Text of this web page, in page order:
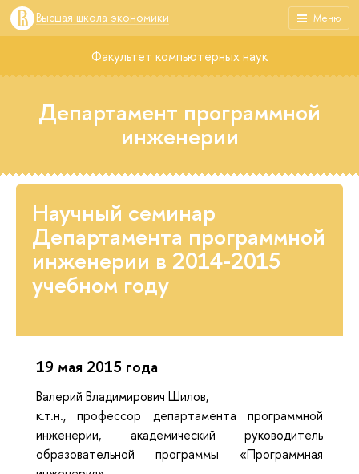
Меню
Высшая школа экономики
Факультет компьютерных наук
Департамент программной
инженерии
Научный семинар
Департамента программной
инженерии в 2014-2015
учебном году
19 мая 2015 года
Валерий Владимирович Шилов,
к.т.н., профессор департамента программной
инженерии, академический руководитель
образовательной программы «Программная